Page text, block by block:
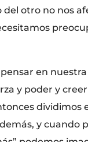
otro no nos
en
y poder y
dividimos
y cuando